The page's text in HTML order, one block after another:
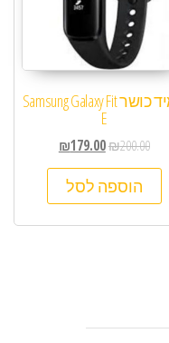
‏צמיד כושר Samsung Galaxy Fit
E
₪200.00
₪179.00
הוספה לסל